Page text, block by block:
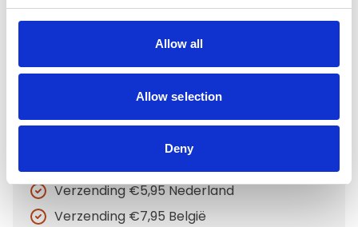
Allow all
Allow selection
Deny
Beaphar Bio Shampoo bij jeuk, tube
Voor 15.00 uur besteld dezelfde werkdag
Verzending €5,95 Nederland
Verzending €7,95 België